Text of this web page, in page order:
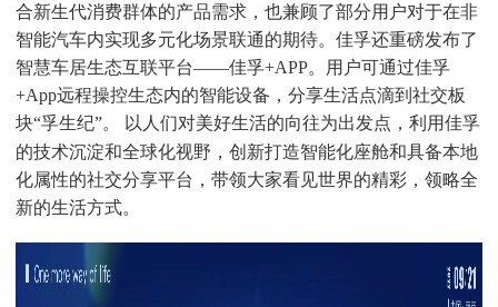
合新生代消费群体的产品需求，也兼顾了部分用户对于在非
智能汽车内实现多元化场景联通的期待。佳孚还重磅发布了
智慧车居生态互联平台——佳孚+APP。用户可通过佳孚
+App远程操控生态内的智能设备，分享生活点滴到社交板
块“孚生纪”。 以 人们对美好生活的向往为出发点 ，利用佳孚
的技术沉淀和全球化视野，创新打造智能化座舱和具备本地
化属性的社交分享平台，带领大家看见世界的精彩，领略全
新的生活方式。